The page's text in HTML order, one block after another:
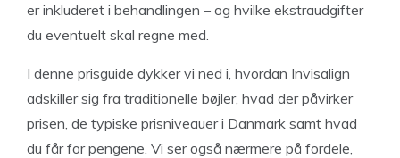
er inkluderet i behandlingen – og hvilke ekstraudgifter
du eventuelt skal regne med.
I denne prisguide dykker vi ned i, hvordan Invisalign
adskiller sig fra traditionelle bøjler, hvad der påvirker
prisen, de typiske prisniveauer i Danmark samt hvad
du får for pengene. Vi ser også nærmere på fordele,